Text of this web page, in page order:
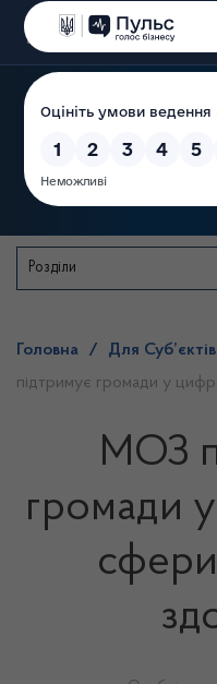
Розділи
Головна / Для
підтримує громади у
МОЗ
громади у